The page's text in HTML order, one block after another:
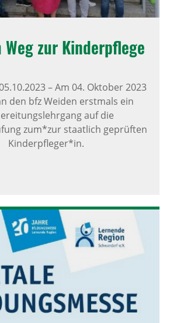
zur Kinder­pflege
–Am 04. Oktober 2023
den bfz Weiden erstmals ein
auf die
zum*zur staatlich geprüften
Kinderpfleger*in.